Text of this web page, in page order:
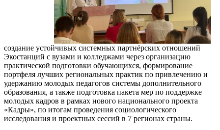
создание устойчивых системных партнёрских отношений
Экостанций с вузами и колледжами через организацию
практической подготовки обучающихся, формирование
портфеля лучших региональных практик по привлечению и
удержанию молодых педагогов системы дополнительного
образования, а также подготовка пакета мер по поддержке
молодых кадров в рамках нового национального проекта
«Кадры», по итогам проведения социологического
исследования и проектных сессий в 7 регионах страны.